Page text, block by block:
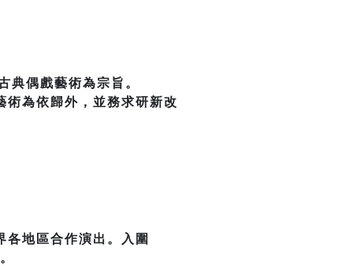
典偶戲藝術為宗旨。
術為依歸外，並務求研新改
各地區合作演出。入圍